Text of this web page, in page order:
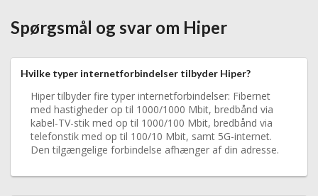
Spørgsmål og svar om Hiper
Hvilke typer internetforbindelser tilbyder Hiper?
Hiper tilbyder fire typer internetforbindelser: Fibernet
med hastigheder op til 1000/1000 Mbit, bredbånd via
kabel-TV-stik med op til 1000/100 Mbit, bredbånd via
telefonstik med op til 100/10 Mbit, samt 5G-internet.
Den tilgængelige forbindelse afhænger af din adresse.